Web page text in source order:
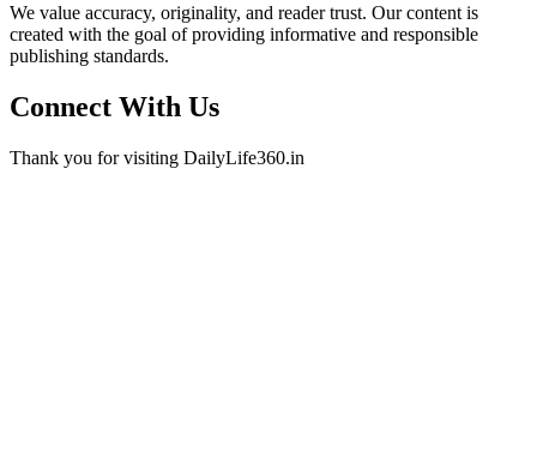
We value accuracy, originality, and reader trust. Our content is
created with the goal of providing informative and responsible
publishing standards.
Connect With Us
Thank you for visiting DailyLife360.in